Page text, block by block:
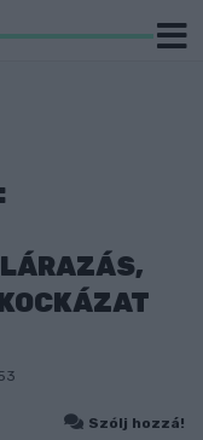
Szólj hozzá!